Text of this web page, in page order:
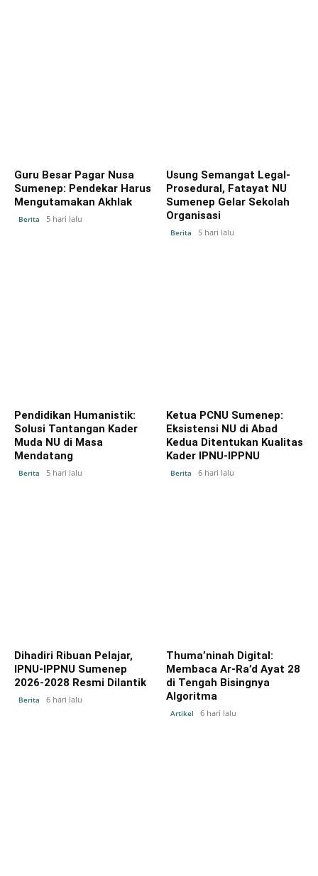
Guru Besar Pagar Nusa
Sumenep: Pendekar Harus
Mengutamakan Akhlak
Berita 5 hari lalu
Usung Semangat Legal-
Prosedural, Fatayat NU
Sumenep Gelar Sekolah
Organisasi
Berita 5 hari lalu
Pendidikan Humanistik:
Solusi Tantangan Kader
Muda NU di Masa
Mendatang
Berita 5 hari lalu
Ketua PCNU Sumenep:
Eksistensi NU di Abad
Kedua Ditentukan Kualitas
Kader IPNU-IPPNU
Berita 6 hari lalu
Dihadiri Ribuan Pelajar,
IPNU-IPPNU Sumenep
2026-2028 Resmi Dilantik
Berita 6 hari lalu
Thuma’ninah Digital:
Membaca Ar-Ra’d Ayat 28
di Tengah Bisingnya
Algoritma
Artikel 6 hari lalu